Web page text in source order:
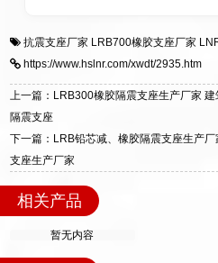
震支座，电话：
区迎宾大街 9 号。
一站式供货厂家，拥有
标准生产 LRB/LNR/
质、检测报告完备，提
迎宾大街 9 号，厂家电
抗震支座厂家 LRB700橡胶支座厂家
https://www.hslnr.com/xwdt/2935.htm
上一篇：LRB300橡胶隔震支座生产厂家
隔震支座
下一篇：LRB铅芯减、橡胶隔震支座生产
支座生产厂家
相关产品
暂无内容